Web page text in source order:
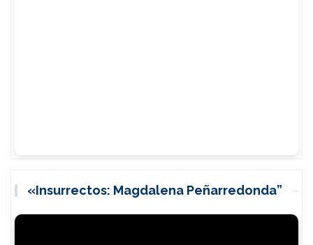
«Insurrectos: Magdalena Peñarredonda”